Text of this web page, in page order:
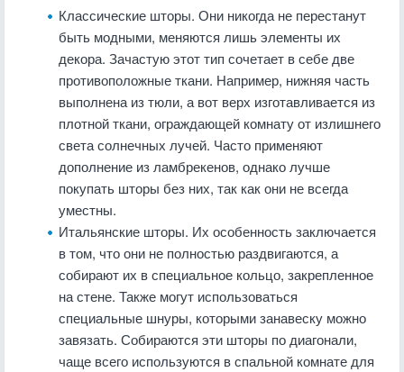
Классические шторы. Они никогда не перестанут
быть модными, меняются лишь элементы их
декора. Зачастую этот тип сочетает в себе две
противоположные ткани. Например, нижняя часть
выполнена из тюли, а вот верх изготавливается из
плотной ткани, ограждающей комнату от излишнего
света солнечных лучей. Часто применяют
дополнение из ламбрекенов, однако лучше
покупать шторы без них, так как они не всегда
уместны.
Итальянские шторы. Их особенность заключается
в том, что они не полностью раздвигаются, а
собирают их в специальное кольцо, закрепленное
на стене. Также могут использоваться
специальные шнуры, которыми занавеску можно
завязать. Собираются эти шторы по диагонали,
чаще всего используются в спальной комнате для